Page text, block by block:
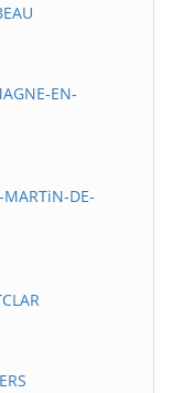
EN-
DE-